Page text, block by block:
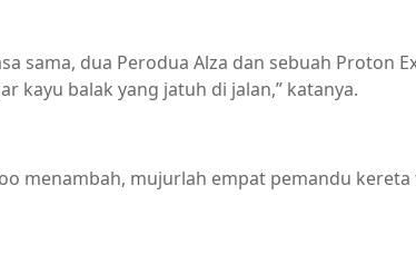
sama, dua Perodua Alza dan sebuah Proton
kayu balak yang jatuh di jalan,” katanya.
menambah, mujurlah empat pemandu kereta